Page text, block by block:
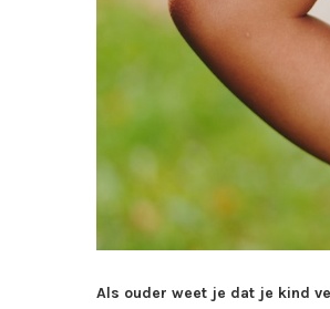
Als ouder weet je dat je kind